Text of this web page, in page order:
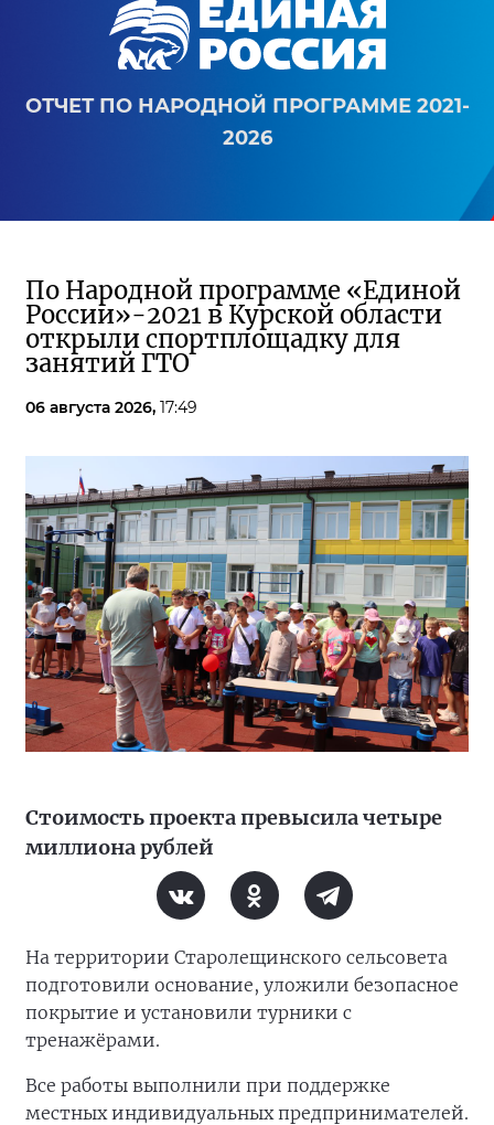
ОТЧЕТ ПО НАРОДНОЙ ПРОГРАММЕ 2021-
2026
По Народной программе «Единой
России»-2021 в Курской области
открыли спортплощадку для
занятий ГТО
06 августа 2026, 17:49
Стоимость проекта превысила четыре
миллиона рублей
На территории Старолещинского сельсовета
подготовили основание, уложили безопасное
покрытие и установили турники с
тренажёрами.
Все работы выполнили при поддержке
местных индивидуальных предпринимателей.